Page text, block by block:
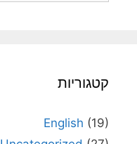
קטגוריות
English (19)